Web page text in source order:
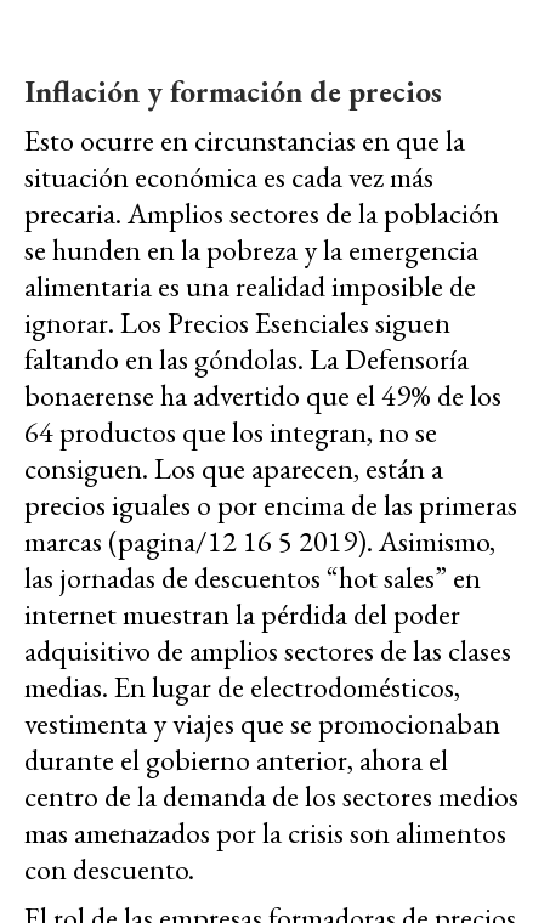
Inflación y formación de precios
Esto ocurre en circunstancias en que la
situación económica es cada vez más
precaria. Amplios sectores de la población
se hunden en la pobreza y la emergencia
alimentaria es una realidad imposible de
ignorar. Los Precios Esenciales siguen
faltando en las góndolas. La Defensoría
bonaerense ha advertido que el 49% de los
64 productos que los integran, no se
consiguen. Los que aparecen, están a
precios iguales o por encima de las primeras
marcas (pagina/12 16 5 2019). Asimismo,
las jornadas de descuentos “hot sales” en
internet muestran la pérdida del poder
adquisitivo de amplios sectores de las clases
medias. En lugar de electrodomésticos,
vestimenta y viajes que se promocionaban
durante el gobierno anterior, ahora el
centro de la demanda de los sectores medios
mas amenazados por la crisis son alimentos
con descuento.